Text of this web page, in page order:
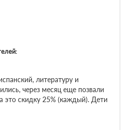
литературу и
через месяц еще позвали
это скидку 25% (каждый). Дети